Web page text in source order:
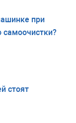
при
стоят